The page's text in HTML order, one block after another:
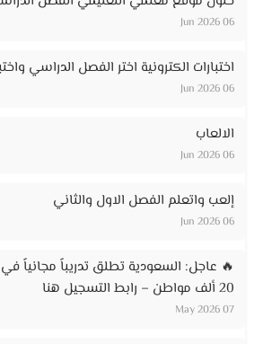
06 Jun 2026
اختبارات الكترونية اختر الفصل الدراسي
06 Jun 2026
الالعاب
06 Jun 2026
إلعب واتعلم الفصل الاول والثاني
06 Jun 2026
🔥 عاجل: السعودية تطلق تدريباً مجانياً في
20 ألف مواطن – رابط التسجيل هنا
07 May 2026